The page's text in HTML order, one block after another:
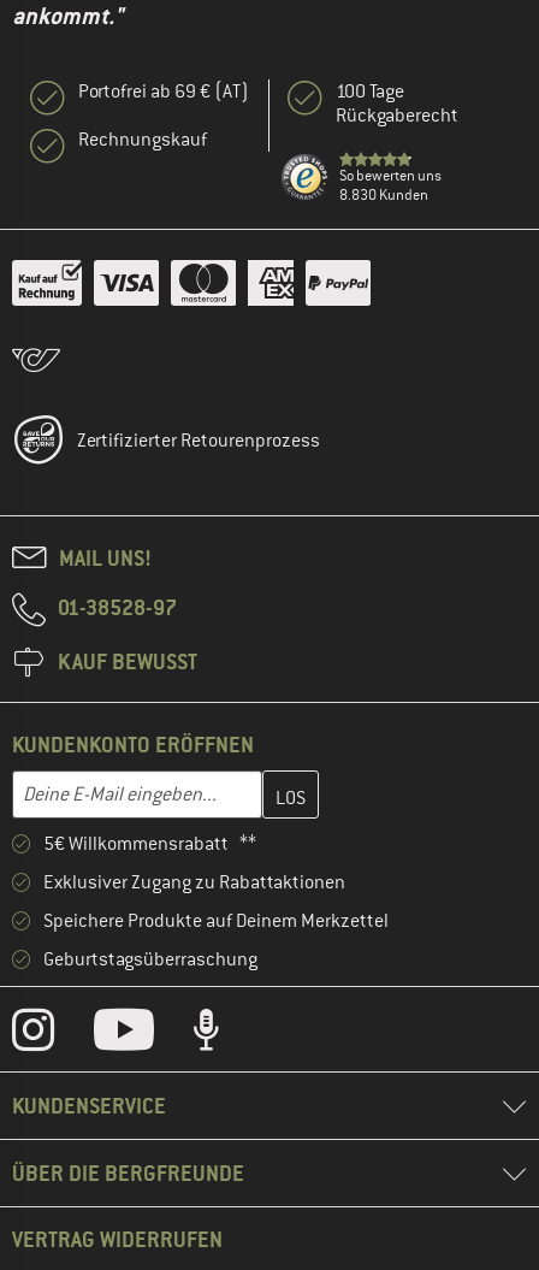
ankommt."
Portofrei ab 69 € (AT)
Rechnungskauf
100 Tage
Rückgaberecht
So bewerten uns
8.830 Kunden
Zertifizierter Retourenprozess
MAIL UNS!
01-38528-97
KAUF BEWUSST
KUNDENKONTO ERÖFFNEN
E-Mail-Adresse
Gib hier deine E-Mail-Adresse ein und erstelle im nächsten
5€ Willkommensrabatt **
Exklusiver Zugang zu Rabattaktionen
Speichere Produkte auf Deinem Merkzettel
Geburtstagsüberraschung
KUNDENSERVICE
ÜBER DIE BERGFREUNDE
VERTRAG WIDERRUFEN